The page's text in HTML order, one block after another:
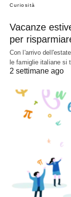
Curiosità
Vacanze
per
Con l'arrivo
le famiglie italiane si
2 settimane ago